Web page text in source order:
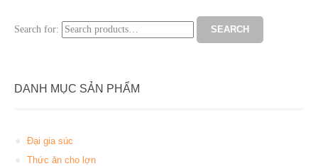
Search for: SEARCH
DANH MỤC SẢN PHẨM
Đại gia súc
Thức ăn cho lợn